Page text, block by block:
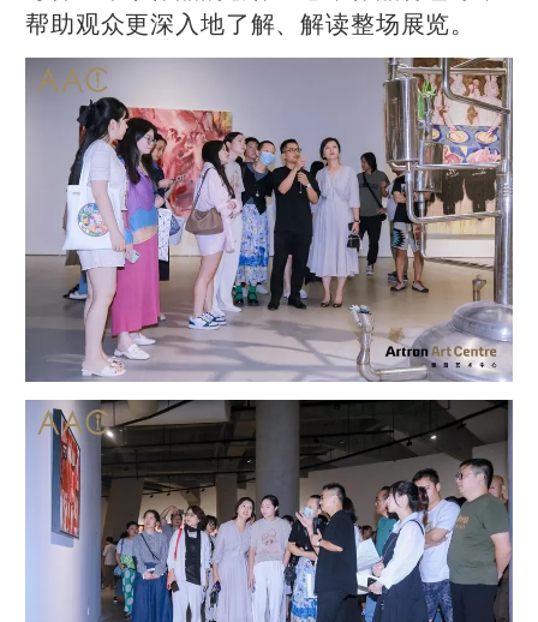
帮助观众更深入地了解、解读整场展览。